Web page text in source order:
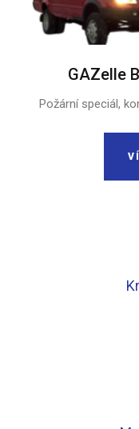
GAZelle
Požární speciál,